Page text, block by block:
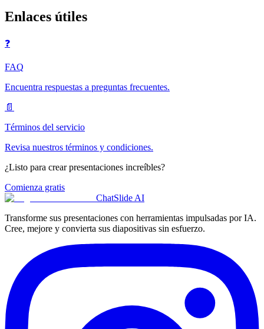
Enlaces útiles
❓
FAQ
Encuentra respuestas a preguntas frecuentes.
📄
Términos del servicio
Revisa nuestros términos y condiciones.
¿Listo para crear presentaciones increíbles?
Comienza gratis
ChatSlide AI
Transforme sus presentaciones con herramientas impulsadas por IA.
Cree, mejore y convierta sus diapositivas sin esfuerzo.